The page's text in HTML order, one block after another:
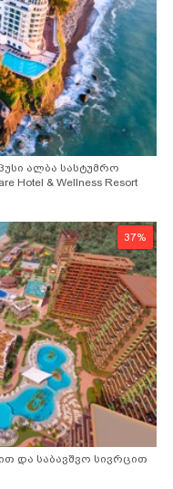
ალბა სასტუმრო
Hotel & Wellness Resort
37%
და საბავშვო სივრცით